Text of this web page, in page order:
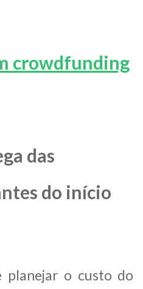
crowdfunding
das
do início
planejar o custo do